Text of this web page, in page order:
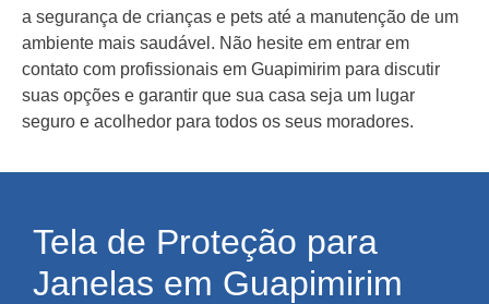
a segurança de crianças e pets até a manutenção de um
ambiente mais saudável. Não hesite em entrar em
contato com profissionais em Guapimirim para discutir
suas opções e garantir que sua casa seja um lugar
seguro e acolhedor para todos os seus moradores.
Tela de Proteção para
Janelas em Guapimirim